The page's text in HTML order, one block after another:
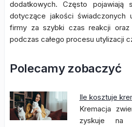
dodatkowych. Często pojawiają
dotyczące jakości świadczonych
firmy za szybki czas reakcji oraz
podczas całego procesu utylizacji
Polecamy zobaczyć
Ile kosztuje
Kremacja
zyskuje na